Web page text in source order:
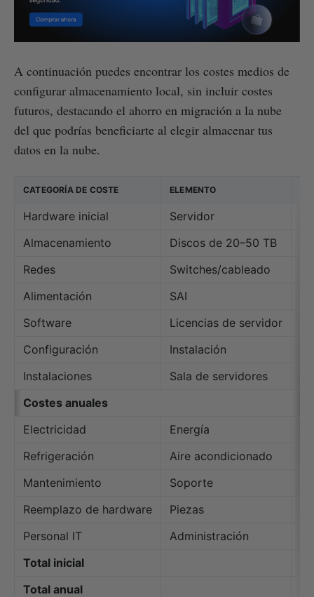
A continuación puedes encontrar los costes medios de
configurar almacenamiento local, sin incluir costes
futuros, destacando el ahorro en migración a la nube
del que podrías beneficiarte al elegir almacenar tus
datos en la nube.
CATEGORÍA DE COSTE ELEMENTO
Hardware inicial Servidor
Almacenamiento
Discos de 20–50 TB
Redes
Switches/cableado
Alimentación
SAI
Software
Licencias de servidor
Configuración
Instalación
Instalaciones
Sala de servidores
Costes anuales
Electricidad
Energía
Refrigeración
Aire acondicionado
Mantenimiento
Soporte
Reemplazo de hardware
Piezas
Personal IT
Administración
Total inicial
Total anual